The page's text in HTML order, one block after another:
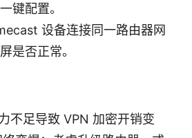
键配置。
设备连接同一路由器网
是否正常。
不足导致 VPN 加密开销变